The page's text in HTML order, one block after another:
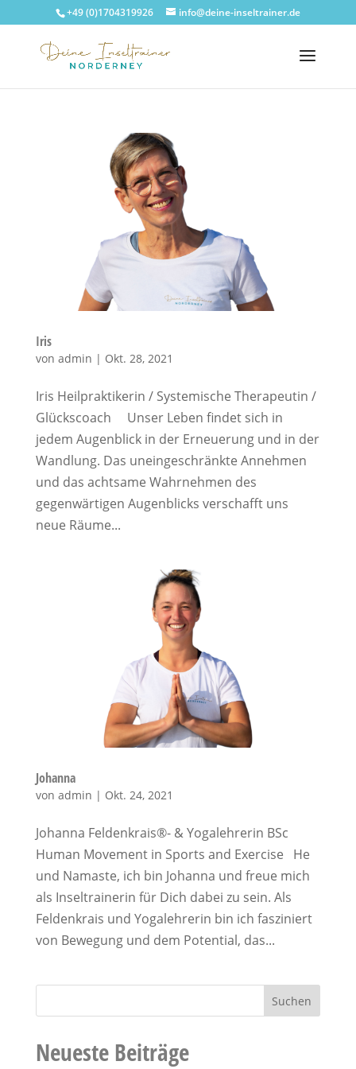
+49 (0)1704319926 info@deine-inseltrainer.de
Iris
von admin | Okt. 28, 2021
Iris Heilpraktikerin / Systemische Therapeutin /
Glückscoach Unser Leben findet sich in
jedem Augenblick in der Erneuerung und in der
Wandlung. Das uneingeschränkte Annehmen
und das achtsame Wahrnehmen des
gegenwärtigen Augenblicks verschafft uns
neue Räume...
Johanna
von admin | Okt. 24, 2021
Johanna Feldenkrais®- & Yogalehrerin BSc
Human Movement in Sports and Exercise He
und Namaste, ich bin Johanna und freue mich
als Inseltrainerin für Dich dabei zu sein. Als
Feldenkrais und Yogalehrerin bin ich fasziniert
von Bewegung und dem Potential, das...
Neueste Beiträge